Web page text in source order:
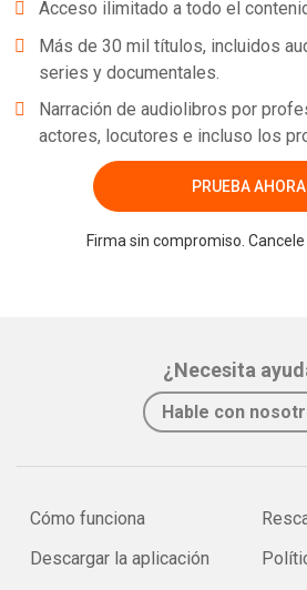
Acceso ilimitado a todo el
Más de 30 mil títulos, incluidos
series y documentales.
Narración de audiolibros por
actores, locutores e incluso los
PRUEBA AHORA
Firma sin compromiso.
¿Necesita
Hable con
Cómo funciona
Descargar la aplicación